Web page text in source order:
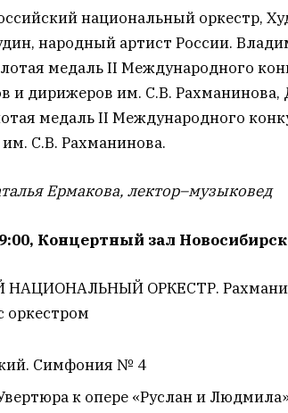
национальный оркестр,
народный артист России.
медаль II Международного
и дирижеров им. С.В. Рахманинова,
медаль II Международного
С.В. Рахманинова.
Ермакова, лектор–музыковед
Концертный зал
ОРКЕСТР.
оркестром
Симфония № 4
к опере «Руслан и